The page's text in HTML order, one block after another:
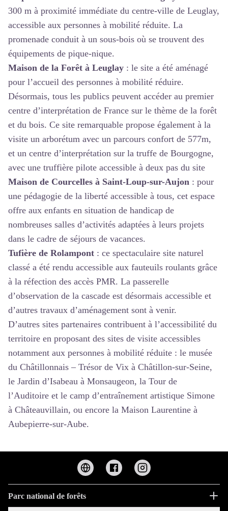
300 m à proximité immédiate du centre-ville de Leuglay,
accessible aux personnes à mobilité réduite. La
promenade conduit à un sous-bois où se trouvent des
équipements de pique-nique.
Maison de la Forêt à Leuglay : le site a été aménagé
pour l’accueil des personnes à mobilité réduire.
Désormais, tous les publics peuvent accéder au premier
centre d’interprétation de France sur le thème de la forêt
et du bois. Ce site remarquable propose également à la
visite un arborétum avec un parcours confort de 577m,
et un centre d’interprétation sur la truffe de Bourgogne,
avec une truffière pilote accessible à deux pas du site
Maison de Courcelles à Saint-Loup-sur-Aujon : pour
une pédagogie de la liberté accessible à tous, cet espace
offre aux enfants en situation de handicap de
nombreuses salles d’activités adaptées à leurs projets
dans le cadre de séjours de vacances.
Tufière de Rolampont : ce spectaculaire site naturel
classé a été rendu accessible aux fauteuils roulants grâce
à la réfection des accès PMR. La passerelle
d’observation de la cascade est désormais accessible et
d’autres travaux d’aménagement sont à venir.
D’autres sites partenaires contribuent à l’accessibilité du
territoire en proposant des sites de visite accessibles
notamment aux personnes à mobilité réduite : le musée
du Châtillonnais – Trésor de Vix à Châtillon-sur-Seine,
le Jardin d’Isabeau à Monsaugeon, la Tour de
l’Auditoire et le camp d’entraînement artistique Simone
à Châteauvillain, ou encore la Maison Laurentine à
Aubepierre-sur-Aube.
Parc national de forêts